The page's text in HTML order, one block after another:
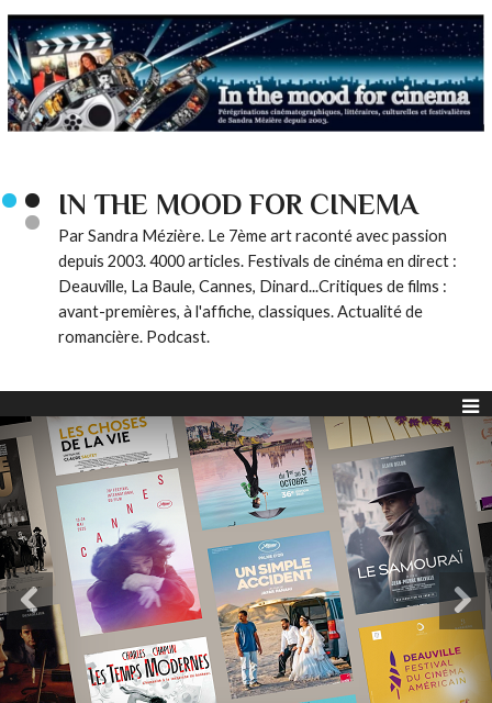
IN THE MOOD FOR CINEMA
Par Sandra Mézière. Le 7ème art raconté avec passion
depuis 2003. 4000 articles. Festivals de cinéma en direct :
Deauville, La Baule, Cannes, Dinard...Critiques de films :
avant-premières, à l'affiche, classiques. Actualité de
romancière. Podcast.